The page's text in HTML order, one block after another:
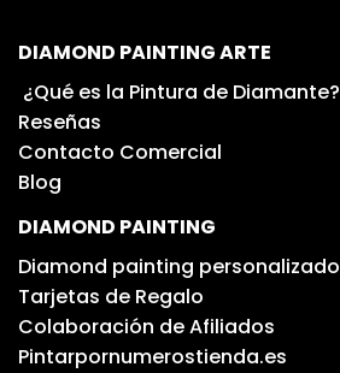
DIAMOND PAINTING ARTE
¿Qué es la Pintura de Diamante?
Reseñas
Contacto Comercial
Blog
DIAMOND PAINTING
Diamond painting personalizado
Tarjetas de Regalo
Colaboración de Afiliados
Pintarpornumerostienda.es